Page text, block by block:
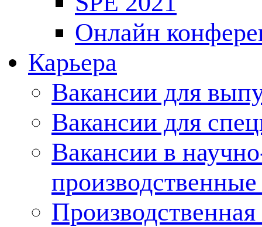
Онлайн
Карьера
Вакансии для
Вакансии для
Вакансии в
Производственная